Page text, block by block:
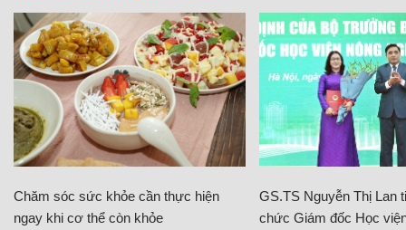
Chăm sóc sức khỏe cần thực hiện
ngay khi cơ thể còn khỏe
GS.TS Nguyễn Thị Lan
chức Giám đốc Học